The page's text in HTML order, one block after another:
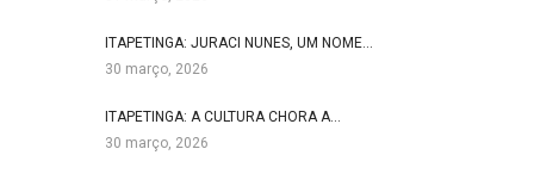
ITAPETINGA: JURACI NUNES, UM NOME…
30 março, 2026
ITAPETINGA: A CULTURA CHORA A…
30 março, 2026